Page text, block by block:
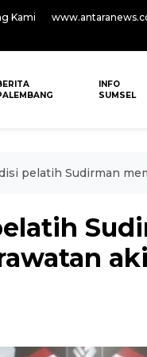
Kami
INFO
SUMSEL
pelatih Sudirman